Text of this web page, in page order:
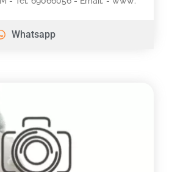
Whatsapp